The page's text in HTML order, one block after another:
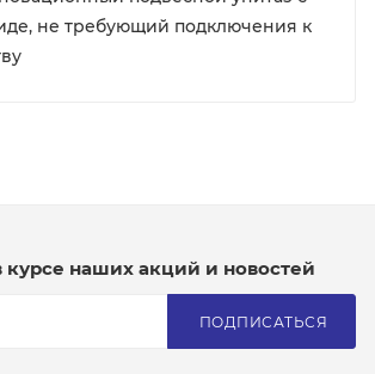
не требующий подключения к
курсе наших акций и новостей
ПОДПИСАТЬСЯ